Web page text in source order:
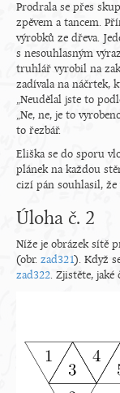
Prodrala se přes
zpěvem a tancem.
výrobků ze dřeva.
s nesouhlasným
truhlář vyrobil na
zadívala na náčrtek,
„Neudělal jste to
„Ne, ne, je to
to řezbář.
Eliška se do sporu
plánek na každou
cizí pán souhlasil,
Úloha č. 2
Níže je obrázek sítě
(obr. zad321). Když
zad322. Zjistěte, jaké